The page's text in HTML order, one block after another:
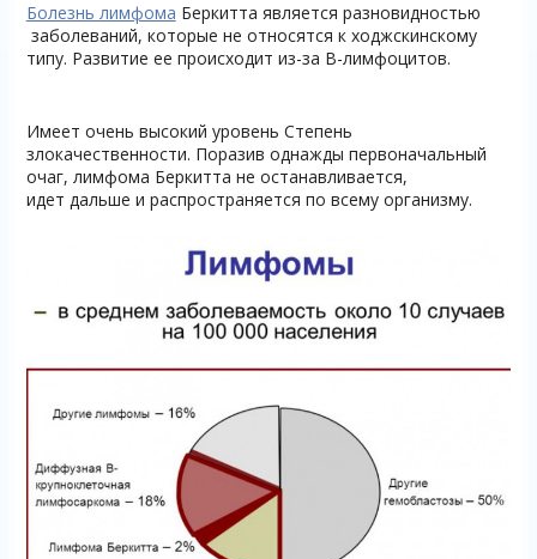
Болезнь лимфома Беркитта является разновидностью
заболеваний, которые не относятся к ходжскинскому
типу. Развитие ее происходит из-за В-лимфоцитов.
Имеет очень высокий уровень Степень
злокачественности. Поразив однажды первоначальный
очаг, лимфома Беркитта не останавливается,
идет дальше и распространяется по всему организму.